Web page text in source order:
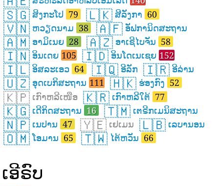
🇸🇬 ສິງກະໂປ 79 🇱🇰 ສີລັງກາ 60
🇻🇳 ຫວຽດນາມ 38 🇦🇫 ອັຟການິດສະຖານ
🇦🇲 ອາມິເນຍ 28 🇦🇿 ອາເຊີໄບຈັນ 58
🇮🇳 ອິນເດຍ 105 🇮🇩 ອິນໂດເນເຊຍ 152
🇮🇱 ອິສລະເອວ 64 🇮🇶 ອີລັກ 🇮🇷 ອີລ່ານ
🇺🇿 ອຸດເບກິສະຖານ 111 🇭🇰 ຮ່ອງກົງ 52
🇰🇵 ເກົາຫລີເໜືອ 🇰🇷 ເກົາຫລີໃຕ້ 77
🇰🇬 ເດີກິດສະຖານ 16 🇹🇲 ເຕຣີກເມນິສະຖານ
🇳🇵 ເນປານ 47 🇾🇪 ເຢເມນ 🇱🇧 ເລບານອນ
🇴🇲ໂອມານ 65 🇹🇼 ໄຕ້ຫວັນ 66
ເອີຣົບ